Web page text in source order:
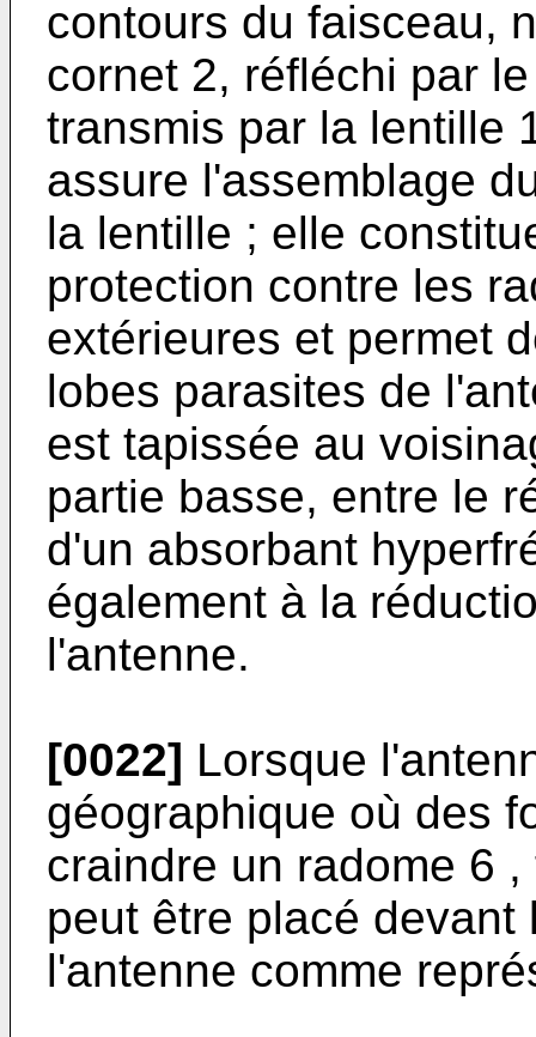
contours du faisceau,
cornet 2, réfléchi par
transmis par la lentille
assure l'assemblage
la lentille ; elle
protection contre les
extérieures et permet
lobes parasites de
est tapissée au
partie basse, entre le
d'un absorbant
également à la
l'antenne.
[0022] Lorsque
géographique où des
craindre un radome 6
peut être placé
l'antenne comme